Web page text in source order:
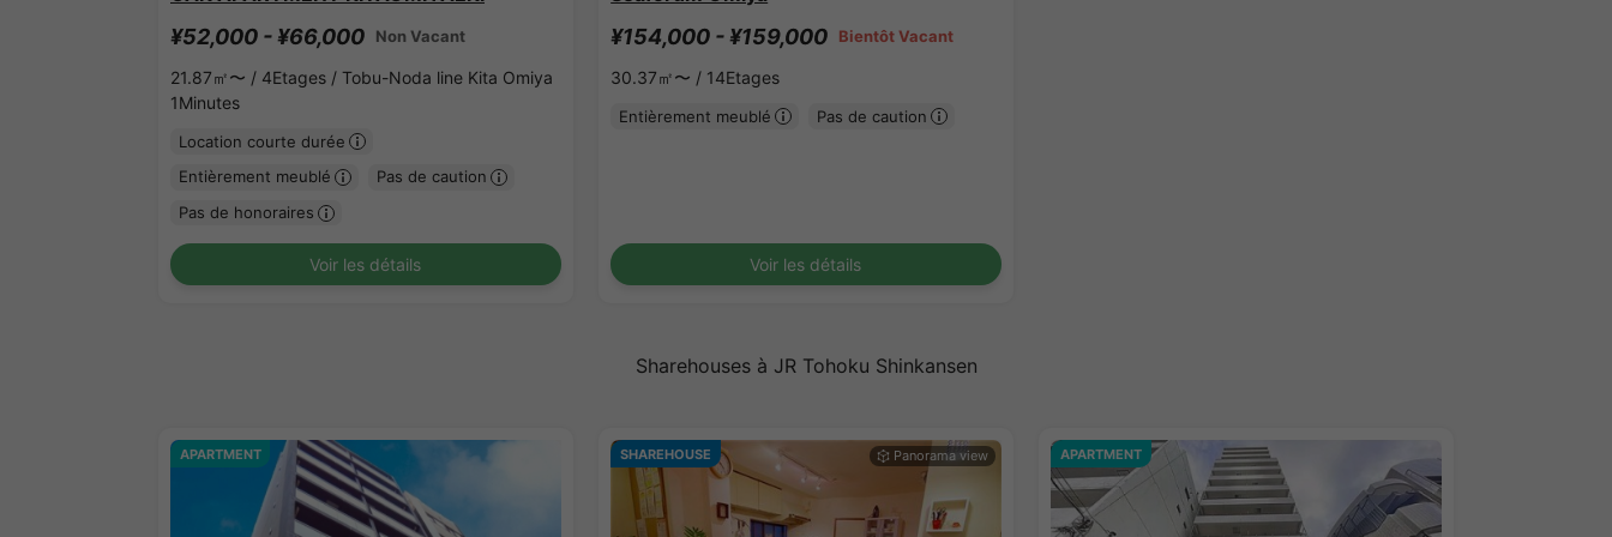
¥52,000 - ¥66,000 Non Vacant
21.87㎡〜 / 4Etages / Tobu-Noda line Kita Omiya
1Minutes
Location courte durée
Entièrement meublé
Pas de caution
Pas de honoraires
Voir les détails
¥154,000 - ¥159,000 Bientôt Vacant
30.37㎡〜 / 14Etages
Entièrement meublé Pas de caution
Voir les détails
Sharehouses à JR Tohoku Shinkansen
APARTMENT SHAREHOUSE APARTMENT